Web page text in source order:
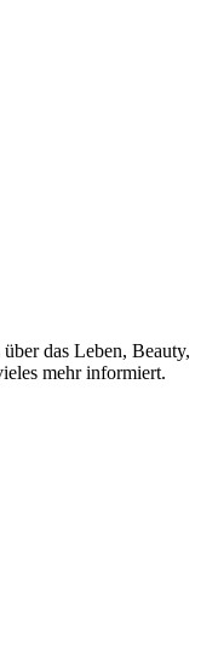
das Leben, Beauty,
mehr informiert.